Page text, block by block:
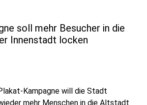
soll mehr Besucher in die
Innenstadt locken
Kampagne will die Stadt
mehr Menschen in die Altstadt